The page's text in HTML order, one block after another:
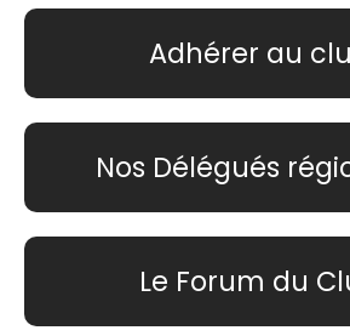
Adhérer au
Nos Délégués
Le Forum du